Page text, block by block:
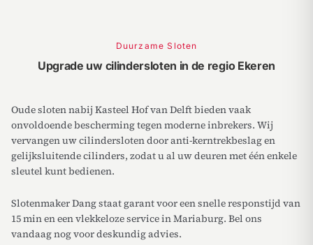
Duurzame Sloten
Upgrade uw cilindersloten in de regio Ekeren
Oude sloten nabij Kasteel Hof van Delft bieden vaak
onvoldoende bescherming tegen moderne inbrekers. Wij
vervangen uw cilindersloten door anti-kerntrekbeslag en
gelijksluitende cilinders, zodat u al uw deuren met één enkele
sleutel kunt bedienen.
Slotenmaker Dang staat garant voor een snelle responstijd van
15 min en een vlekkeloze service in Mariaburg. Bel ons
vandaag nog voor deskundig advies.